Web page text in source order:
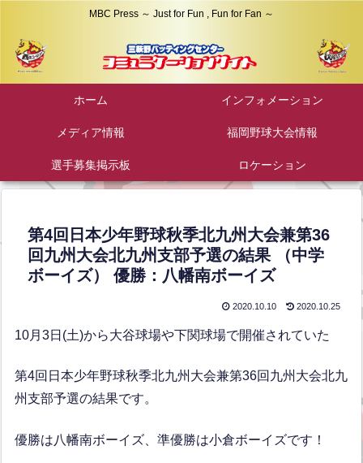
MBC Press ～ Just for Fun , Fun for Fan ～
ホーム インフォメーション
メディア情報 福岡野球大会情報
選手募集掲示板 ロケーション
第4回日本少年野球秋季北九州大会兼第36
回九州大会北九州支部予選の結果 （中学
ボーイズ） 優勝：八幡南ボーイズ
2020.10.10 2020.10.25
10月3日(土)から大谷球場や下関球場で開催されていた
第4回日本少年野球秋季北九州大会兼第36回九州大会北九
州支部予選の結果です。
優勝は八幡南ボーイズ、準優勝は小倉ボーイズです！